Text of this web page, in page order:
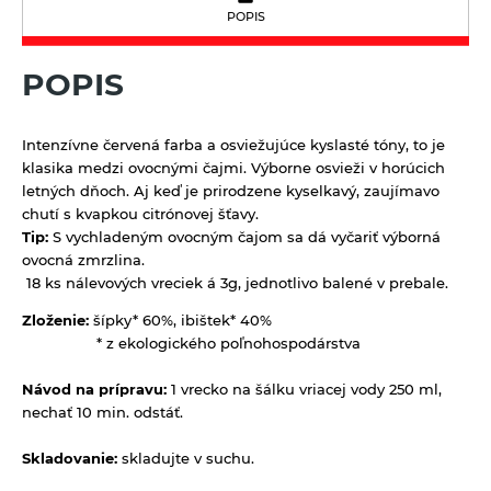
Latte
Jednodruhové korenie
Morská soľ
Soľ
Špeciality so soľou
Zmesi korenia
Celozrnné múky a krupice
Horčice
Nátierky
Omáčky
Nápoje
100% ovocné šťavy
Energetické prírodné nápoje
Limonády a shoty mellos
Limonády ostatné
Octy, mäsové výrobky, oleje
Oleje
Mäsové výrobky
Prírodná kozmetika
Balzamy na pery
Prírodné certifikované mydlá
Tuhé mydlá
Vlasová prírodná kozmetika
Pudingy a dezerty
Dezerty
Pufované a extrudované výrobky
Sirupy bez pridaného cukru
Sladidlá a včelie produkty
Sladidlá
Sterilizovaná zelenina
POPIS
POPIS
Intenzívne červená farba a osviežujúce kyslasté tóny, to je
klasika medzi ovocnými čajmi. Výborne osvieži v horúcich
letných dňoch. Aj keď je prirodzene kyselkavý, zaujímavo
chutí s kvapkou citrónovej šťavy.
Tip: S vychladeným ovocným čajom sa dá vyčariť výborná
ovocná zmrzlina.
18 ks nálevových vreciek á 3g, jednotlivo balené v prebale.
Zloženie: šípky* 60%, ibištek* 40%
* z ekologického poľnohospodárstva
Návod na prípravu: 1 vrecko na šálku vriacej vody 250 ml,
nechať 10 min. odstáť.
Skladovanie: skladujte v suchu.